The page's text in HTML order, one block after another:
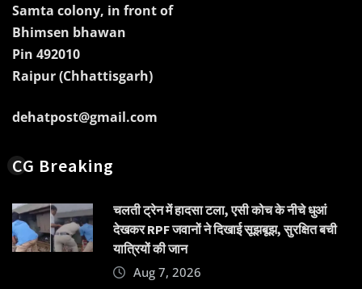
Samta colony, in front of
Bhimsen bhawan
Pin 492010
Raipur (Chhattisgarh)
dehatpost@gmail.com
CG Breaking
चलती ट्रेन में हादसा टला, एसी कोच के नीचे धुआं
देखकर RPF जवानों ने दिखाई सूझबूझ, सुरक्षित बची
यात्रियों की जान
Aug 7, 2026